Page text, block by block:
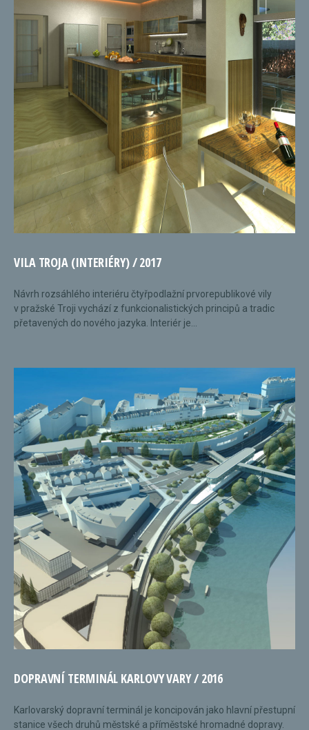
VILA TROJA (INTERIÉRY) / 2017
Návrh rozsáhlého interiéru čtyřpodlažní prvorepublikové vily
v pražské Troji vychází z funkcionalistických principů a tradic
přetavených do nového jazyka. Interiér je...
DOPRAVNÍ TERMINÁL KARLOVY VARY / 2016
Karlovarský dopravní terminál je koncipován jako hlavní přestupní
stanice všech druhů městské a příměstské hromadné dopravy.